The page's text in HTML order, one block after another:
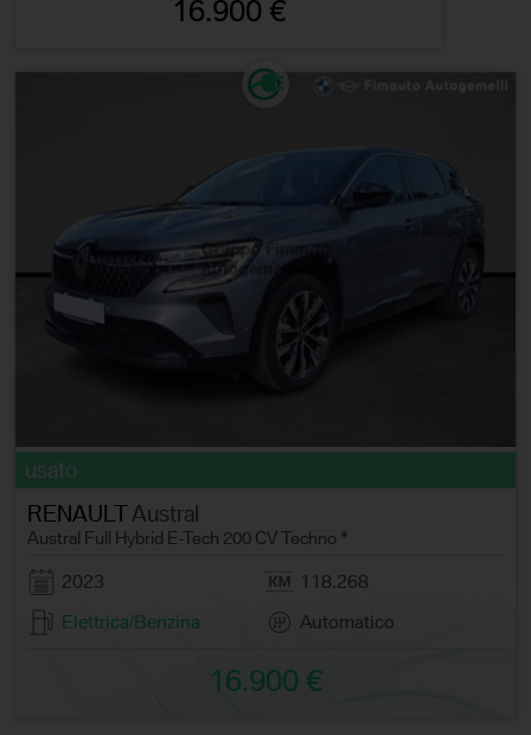
16.900 €
usato
RENAULTAustral
Austral Full Hybrid E-Tech 200 CV Techno *
2023
118.268
Elettrica/Benzina
Automatico
16.900 €